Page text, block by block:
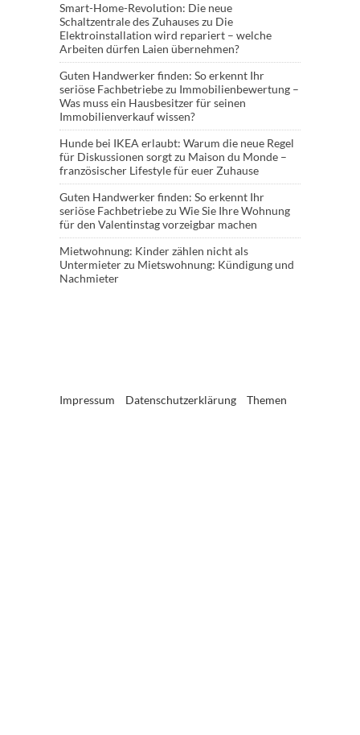
Smart-Home-Revolution: Die neue
Schaltzentrale des Zuhauseszu Die
Elektroinstallation wird repariert – welche
Arbeiten dürfen Laien übernehmen?
Guten Handwerker finden: So erkennt Ihr
seriöse Fachbetriebezu Immobilienbewertung –
Was muss ein Hausbesitzer für seinen
Immobilienverkauf wissen?
Hunde bei IKEA erlaubt: Warum die neue Regel
für Diskussionen sorgtzu Maison du Monde –
französischer Lifestyle für euer Zuhause
Guten Handwerker finden: So erkennt Ihr
seriöse Fachbetriebezu Wie Sie Ihre Wohnung
für den Valentinstag vorzeigbar machen
Mietwohnung: Kinder zählen nicht als
Untermieterzu Mietswohnung: Kündigung und
Nachmieter
Impressum Datenschutzerklärung Themen